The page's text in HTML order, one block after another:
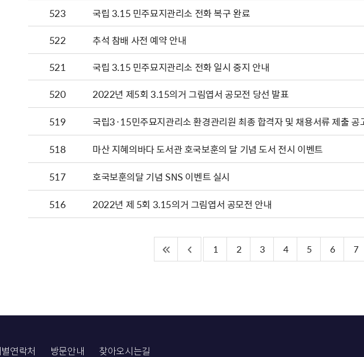
523
국립 3.15 민주묘지관리소 전화 복구 완료
522
추석 참배 사전 예약 안내
521
국립 3.15 민주묘지관리소 전화 일시 중지 안내
520
2022년 제5회 3.15의거 그림엽서 공모전 당선 발표
519
국립3·15민주묘지관리소 환경관리원 최종 합격자 및 채용서류 제출 공
518
마산 지혜의바다 도서관 호국보훈의 달 기념 도서 전시 이벤트
517
호국보훈의달 기념 SNS 이벤트 실시
516
2022년 제 5회 3.15의거 그림엽서 공모전 안내
1 2 3 4 5 6 7
연락처 방문안내 찾아오시는길